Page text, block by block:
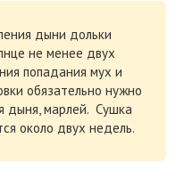
дыни дольки
не менее двух
попадания мух и
обязательно нужно
дыня, марлей. Сушка
около двух недель.